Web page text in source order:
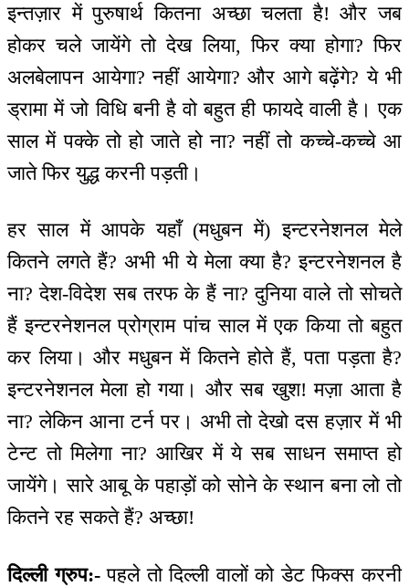
इन्तज़ार में पुरुषार्थ कितना अच्छा चलता है! और जब
होकर चले जायेंगे तो देख लिया, फिर क्या होगा? फिर
अलबेलापन आयेगा? नहीं आयेगा? और आगे बढ़ेंगे? ये भी
ड्रामा में जो विधि बनी है वो बहुत ही फायदे वाली है। एक
साल में पक्के तो हो जाते हो ना? नहीं तो कच्चे-कच्चे आ
जाते फिर युद्ध करनी पड़ती।
हर साल में आपके यहाँ (मधुबन में) इन्टरनेशनल मेले
कितने लगते हैं? अभी भी ये मेला क्या है? इन्टरनेशनल है
ना? देश-विदेश सब तरफ के हैं ना? दुनिया वाले तो सोचते
हैं इन्टरनेशनल प्रोग्राम पांच साल में एक किया तो बहुत
कर लिया। और मधुबन में कितने होते हैं, पता पड़ता है?
इन्टरनेशनल मेला हो गया। और सब खुश! मज़ा आता है
ना? लेकिन आना टर्न पर। अभी तो देखो दस हज़ार में भी
टेन्ट तो मिलेगा ना? आखिर में ये सब साधन समाप्त हो
जायेंगे। सारे आबू के पहाड़ों को सोने के स्थान बना लो तो
कितने रह सकते हैं? अच्छा!
दिल्ली ग्रुप:-पहले तो दिल्ली वालों को डेट फिक्स करनी